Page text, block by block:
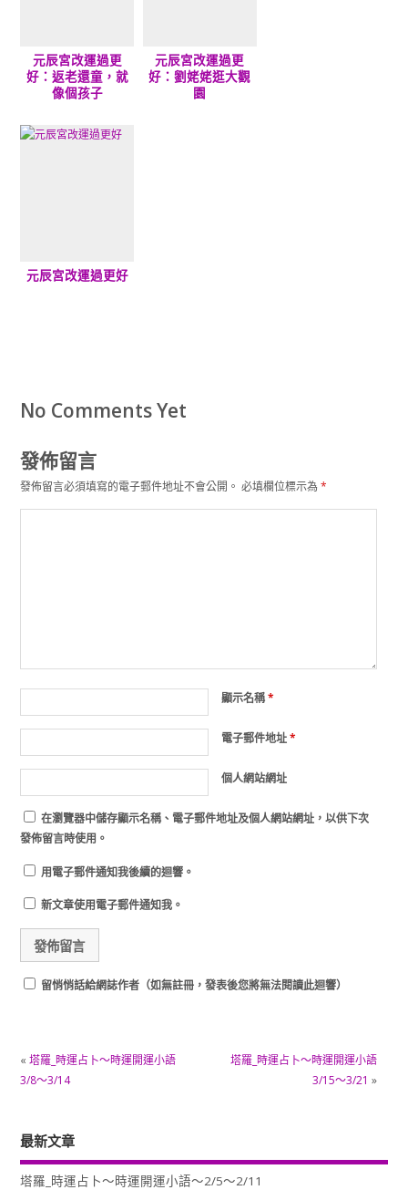
元辰宮改運過更
好：返老還童，就
像個孩子
元辰宮改運過更
好：劉姥姥逛大觀
園
元辰宮改運過更好
No Comments Yet
發佈留言
發佈留言必須填寫的電子郵件地址不會公開。 必填欄位標示為*
顯示名稱*
電子郵件地址*
個人網站網址
在瀏覽器中儲存顯示名稱、電子郵件地址及個人網站網址，以供下次
發佈留言時使用。
用電子郵件通知我後續的迴響。
新文章使用電子郵件通知我。
留悄悄話給網誌作者（如無註冊，發表後您將無法閱讀此迴響）
« 塔羅_時運占卜～時運開運小語
3/8～3/14
塔羅_時運占卜～時運開運小語
3/15～3/21 »
最新文章
塔羅_時運占卜～時運開運小語～2/5～2/11